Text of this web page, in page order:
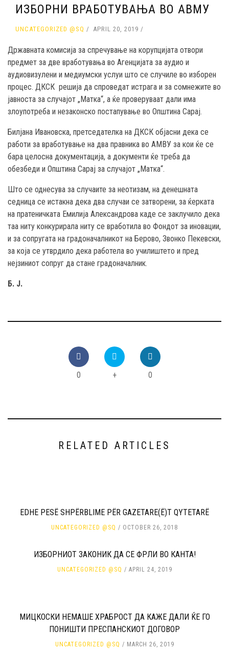
ИЗБОРНИ ВРАБОТУВАЊА ВО АВМУ
UNCATEGORIZED @SQ APRIL 20, 2019
Државната комисија за спречување на корупцијата отвори
предмет за две вработувања во Агенцијата за аудио и
аудиовизулени и медиумски услуи што се случиле во изборен
процес. ДКСК решија да спроведат истрага и за сомнежите во
јавноста за случајот „Матка“, а ќе проверуваат дали има
злоупотреба и незаконско постапување во Општина Сарај.
Билјана Ивановска, претседателка на ДКСК објасни дека се
работи за вработување на два правника во АМВУ за кои ќе се
бара целосна документација, а документи ќе треба да
обезбеди и Општина Сарај за случајот „Матка“.
Што се однесува за случаите за неотизам, на денешната
седница се истакна дека два случаи се затворени, за ќерката
на пратеничката Емилија Александрова каде се заклучило дека
таа ниту конкурирала ниту се вработила во Фондот за иновации,
и за сопругата на градоначалникот на Берово, Звонко Пекевски,
за која се утврдило дека работела во училиштето и пред
нејзиниот сопруг да стане градоначалник.
Б. Ј.
0 + 0
RELATED ARTICLES
EDHE PESË SHPËRBLIME PËR GAZETARE(Ë)T QYTETARË
UNCATEGORIZED @SQ OCTOBER 26, 2018
ИЗБОРНИОТ ЗАКОНИК ДА СЕ ФРЛИ ВО КАНТА!
UNCATEGORIZED @SQ APRIL 24, 2019
МИЦКОСКИ НЕМАШЕ ХРАБРОСТ ДА КАЖЕ ДАЛИ ЌЕ ГО
ПОНИШТИ ПРЕСПАНСКИОТ ДОГОВОР
UNCATEGORIZED @SQ MARCH 26, 2019